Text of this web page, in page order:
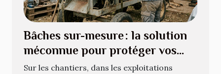
Bâches sur-mesure : la solution
méconnue pour protéger vos
équipements atypiques
Sur les chantiers, dans les exploitations